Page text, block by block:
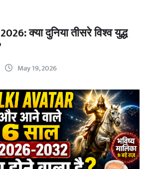
क्या दुनिया तीसरे विश्व युद्ध
May 19, 2026